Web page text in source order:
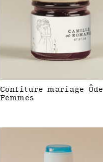
Confiture mariage Ôde
Femmes